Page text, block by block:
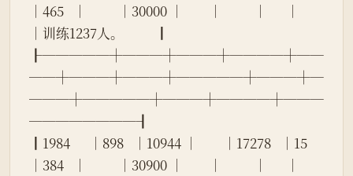
│465   │          │30000 │        │          │      │
│训练1237人。          ┃
┠─────┼───┼───┼────┼──
──┼───┼───┼─────┼───┼─
───┼─────┼───┼────┼───
────────┨
┃1984      │898   │10944 │        │17278   │15
│384   │          │30900 │        │          │      │